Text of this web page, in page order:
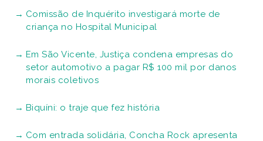
Comissão de Inquérito investigará morte de
criança no Hospital Municipal
Em São Vicente, Justiça condena empresas do
setor automotivo a pagar R$ 100 mil por danos
morais coletivos
Biquíni: o traje que fez história
Com entrada solidária, Concha Rock apresenta